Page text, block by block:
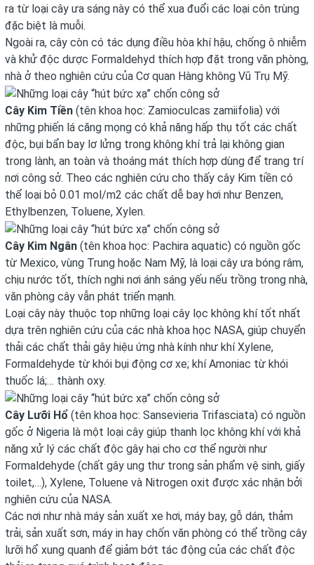
ra từ loại cây ưa sáng này có thể xua đuổi các loại côn trùng
đặc biệt là muỗi.
Ngoài ra, cây còn có tác dụng điều hòa khí hậu, chống ô nhiễm
và khử độc dược Formaldehyd thích hợp đặt trong văn phòng,
nhà ở theo nghiên cứu của Cơ quan Hàng không Vũ Trụ Mỹ.
Cây Kim Tiền (tên khoa học: Zamioculcas zamiifolia) với
những phiến lá căng mọng có khả năng hấp thụ tốt các chất
độc, bụi bẩn bay lơ lửng trong không khí trả lại không gian
trong lành, an toàn và thoáng mát thích hợp dùng để trang trí
nơi công sở. Theo các nghiên cứu cho thấy cây Kim tiền có
thể loại bỏ 0.01 mol/m2 các chất dễ bay hơi như Benzen,
Ethylbenzen, Toluene, Xylen.
Cây Kim Ngân (tên khoa học: Pachira aquatic) có nguồn gốc
từ Mexico, vùng Trung hoặc Nam Mỹ, là loại cây ưa bóng râm,
chịu nước tốt, thích nghi nơi ánh sáng yếu nếu trồng trong nhà,
văn phòng cây vẫn phát triển mạnh.
Loại cây này thuộc top những loại cây lọc không khí tốt nhất
dựa trên nghiên cứu của các nhà khoa học NASA, giúp chuyển
thải các chất thải gây hiệu ứng nhà kính như khí Xylene,
Formaldehyde từ khói bụi động cơ xe; khí Amoniac từ khói
thuốc lá;… thành oxy.
Cây Lưỡi Hổ (tên khoa học: Sansevieria Trifasciata) có nguồn
gốc ở Nigeria là một loại cây giúp thanh lọc không khí với khả
năng xử lý các chất độc gây hại cho cơ thể người như
Formaldehyde (chất gây ung thư trong sản phẩm vệ sinh, giấy
toilet,…), Xylene, Toluene và Nitrogen oxit được xác nhận bởi
nghiên cứu của NASA.
Các nơi như nhà máy sản xuất xe hơi, máy bay, gỗ dán, thảm
trải, sản xuất sơn, máy in hay chốn văn phòng có thể trồng cây
lưỡi hổ xung quanh để giảm bớt tác động của các chất độc